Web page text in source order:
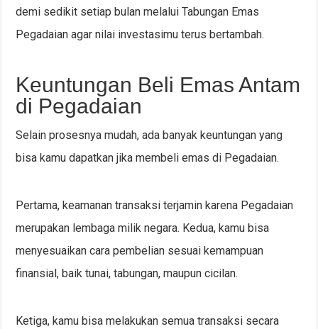
demi sedikit setiap bulan melalui Tabungan Emas
Pegadaian agar nilai investasimu terus bertambah.
Keuntungan Beli Emas Antam
di Pegadaian
Selain prosesnya mudah, ada banyak keuntungan yang
bisa kamu dapatkan jika membeli emas di Pegadaian.
Pertama, keamanan transaksi terjamin karena Pegadaian
merupakan lembaga milik negara. Kedua, kamu bisa
menyesuaikan cara pembelian sesuai kemampuan
finansial, baik tunai, tabungan, maupun cicilan.
Ketiga, kamu bisa melakukan semua transaksi secara